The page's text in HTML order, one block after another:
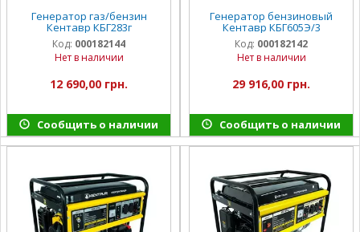
Генератор газ/бензин
Кентавр КБГ283г
Код: 000182144
Нет в наличии
12 690,00 грн.
Сообщить о наличии
Генератор бензиновый
Кентавр КБГ605Э/3
Код: 000182142
Нет в наличии
29 916,00 грн.
Сообщить о наличии